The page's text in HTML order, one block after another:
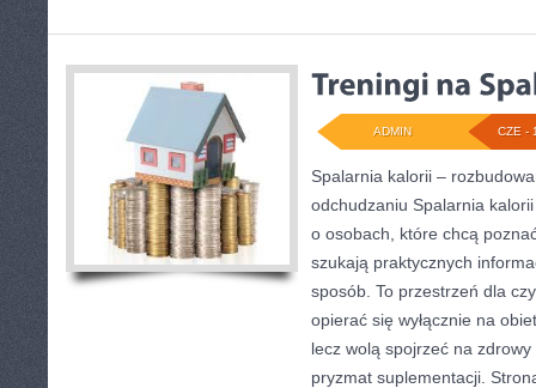
CZE -
ADMIN
Spalarnia kalorii –
odchudzaniu Spalarnia
o osobach, które chcą
szukają praktycznych
sposób. To przestrzeń dla
opierać się wyłącznie na
lecz wolą spojrzeć na
pryzmat suplementacji.